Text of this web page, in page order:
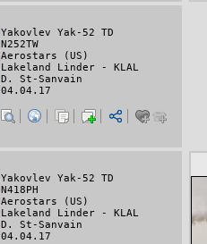
Yakovlev Yak-52 TD
N252TW
Aerostars (US)
Lakeland Linder - KLAL
D. St-Sanvain
04.04.17
Yakovlev Yak-52 TD
N418PH
Aerostars (US)
Lakeland Linder - KLAL
D. St-Sanvain
04.04.17